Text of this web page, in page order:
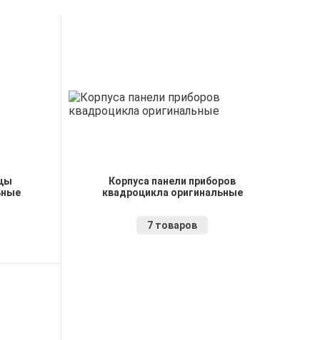
Корпуса панели приборов
квадроцикла оригинальные
7 товаров